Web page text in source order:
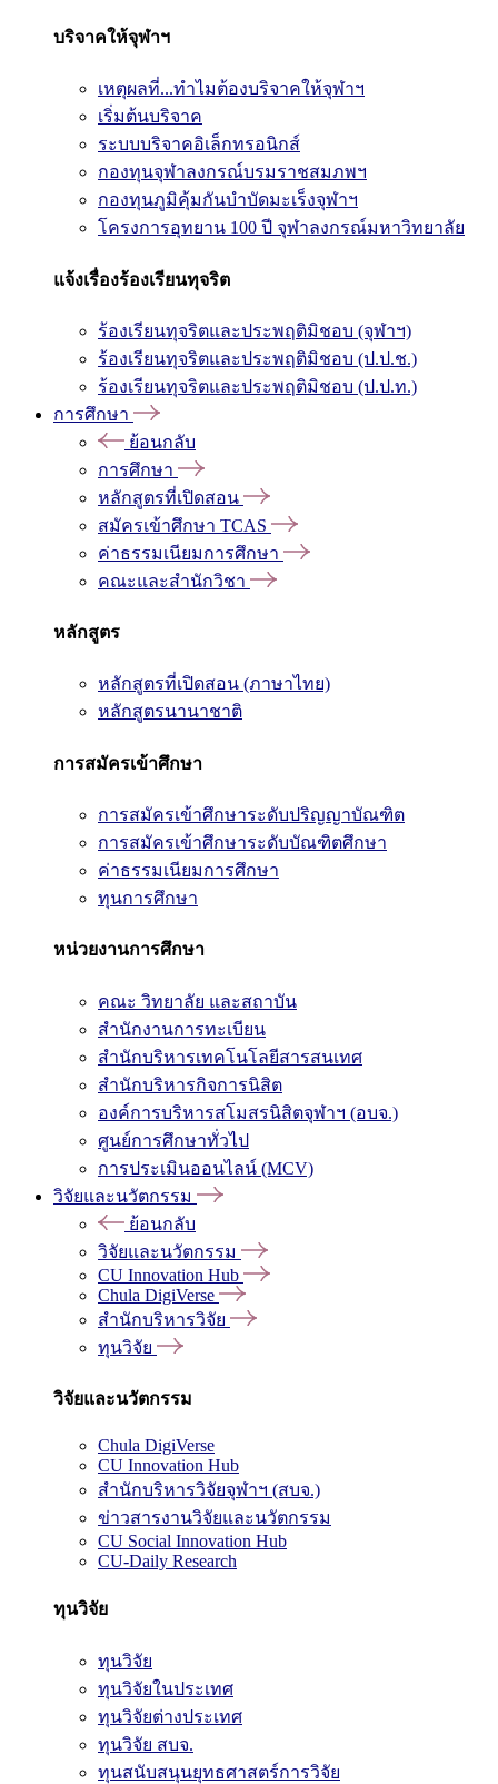
บริจาคให้จุฬาฯ
เหตุผลที่...ทำไมต้องบริจาคให้จุฬาฯ
เริ่มต้นบริจาค
ระบบบริจาคอิเล็กทรอนิกส์
กองทุนจุฬาลงกรณ์บรมราชสมภพฯ
กองทุนภูมิคุ้มกันบำบัดมะเร็งจุฬาฯ
โครงการอุทยาน 100 ปี จุฬาลงกรณ์มหาวิทยาลัย
แจ้งเรื่องร้องเรียนทุจริต
ร้องเรียนทุจริตและประพฤติมิชอบ (จุฬาฯ)
ร้องเรียนทุจริตและประพฤติมิชอบ (ป.ป.ช.)
ร้องเรียนทุจริตและประพฤติมิชอบ (ป.ป.ท.)
การศึกษา
ย้อนกลับ
การศึกษา
หลักสูตรที่เปิดสอน
สมัครเข้าศึกษา TCAS
ค่าธรรมเนียมการศึกษา
คณะและสำนักวิชา
หลักสูตร
หลักสูตรที่เปิดสอน (ภาษาไทย)
หลักสูตรนานาชาติ
การสมัครเข้าศึกษา
การสมัครเข้าศึกษาระดับปริญญาบัณฑิต
การสมัครเข้าศึกษาระดับบัณฑิตศึกษา
ค่าธรรมเนียมการศึกษา
ทุนการศึกษา
หน่วยงานการศึกษา
คณะ วิทยาลัย และสถาบัน
สำนักงานการทะเบียน
สำนักบริหารเทคโนโลยีสารสนเทศ
สำนักบริหารกิจการนิสิต
องค์การบริหารสโมสรนิสิตจุฬาฯ (อบจ.)
ศูนย์การศึกษาทั่วไป
การประเมินออนไลน์ (MCV)
วิจัยและนวัตกรรม
ย้อนกลับ
วิจัยและนวัตกรรม
CU Innovation Hub
Chula DigiVerse
สำนักบริหารวิจัย
ทุนวิจัย
วิจัยและนวัตกรรม
Chula DigiVerse
CU Innovation Hub
สำนักบริหารวิจัยจุฬาฯ (สบจ.)
ข่าวสารงานวิจัยและนวัตกรรม
CU Social Innovation Hub
CU-Daily Research
ทุนวิจัย
ทุนวิจัย
ทุนวิจัยในประเทศ
ทุนวิจัยต่างประเทศ
ทุนวิจัย สบจ.
ทุนสนับสนุนยุทธศาสตร์การวิจัย